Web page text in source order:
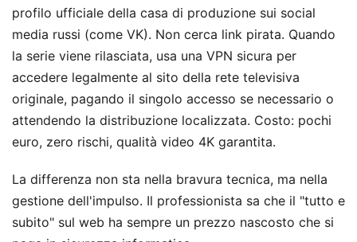
profilo ufficiale della casa di produzione sui social
media russi (come VK). Non cerca link pirata. Quando
la serie viene rilasciata, usa una VPN sicura per
accedere legalmente al sito della rete televisiva
originale, pagando il singolo accesso se necessario o
attendendo la distribuzione localizzata. Costo: pochi
euro, zero rischi, qualità video 4K garantita.
La differenza non sta nella bravura tecnica, ma nella
gestione dell'impulso. Il professionista sa che il "tutto e
subito" sul web ha sempre un prezzo nascosto che si